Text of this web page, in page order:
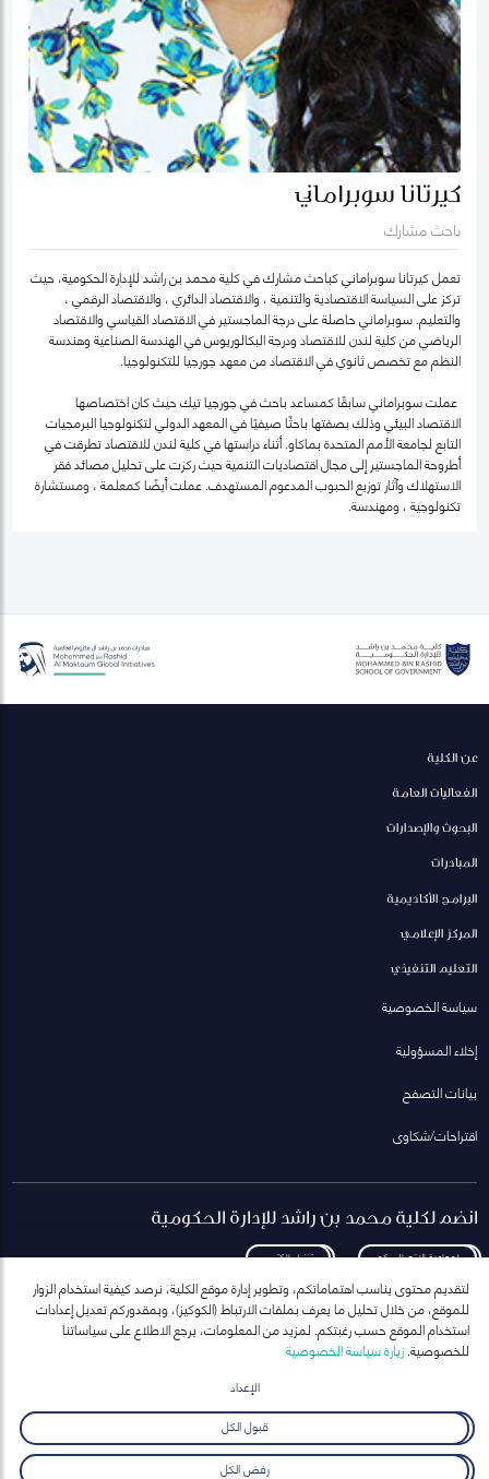
كيرتانا سوبراماني
باحث مشارك
تعمل كيرتانا سوبراماني كباحث مشارك في كلية محمد بن راشد للإدارة الحكومية، حيث
تركز على السياسة الاقتصادية والتنمية ، والاقتصاد الدائري ، والاقتصاد الرقمي ،
والتعليم. سوبراماني حاصلة على درجة الماجستير في الاقتصاد القياسي والاقتصاد
الرياضي من كلية لندن للاقتصاد ودرجة البكالوريوس في الهندسة الصناعية وهندسة
النظم مع تخصص ثانوي في الاقتصاد من معهد جورجيا للتكنولوجيا.
عملت سوبراماني سابقًا كمساعد باحث في جورجيا تيك حيث كان اختصاصها
الاقتصاد البيئي وذلك بصفتها باحثًا صيفيًا في المعهد الدولي لتكنولوجيا البرمجيات
التابع لجامعة الأمم المتحدة بماكاو. أثناء دراستها في كلية لندن للاقتصاد تطرقت في
أطروحة الماجستير إلى مجال اقتصاديات التنمية حيث ركزت على تحليل مصائد فقر
الاستهلاك وآثار توزيع الحبوب المدعوم المستهدف. عملت أيضًا كمعلمة ، ومستشارة
تكنولوجية ، ومهندسة.
عن الكلية
الفعاليات العامة
البحوث والإصدارات
المبادرات
البرامج الأكاديمية
المركز الإعلامي
التعليم التنفيذي
سياسة الخصوصية
إخلاء المسؤولية
بيانات التصفح
اقتراحات/شكاوى
انضم لكلية محمد بن راشد للإدارة الحكومية
لمعاودة الاتصال بكم تنزيل الكتيب
انضم إلى قائمة مراسلاتنا
ارسال
لتقديم محتوى يناسب اهتماماتكم، وتطوير إدارة موقع الكلية، نرصد كيفية استخدام الزوار
للموقع، من خلال تحليل ما يعرف بملفات الارتباط (الكوكيز)، وبمقدوركم تعديل إعدادات
استخدام الموقع حسب رغبتكم. لمزيد من المعلومات، يرجع الاطلاع على سياساتنا
للخصوصية.زيارة سياسة الخصوصية
الإعداد
قبول الكل
رفض الكل